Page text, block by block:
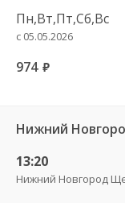
Пн,Вт,Пт,Сб,Вс
с 05.05.2026
974 руб.
Нижний
13:20
Нижний Новгород